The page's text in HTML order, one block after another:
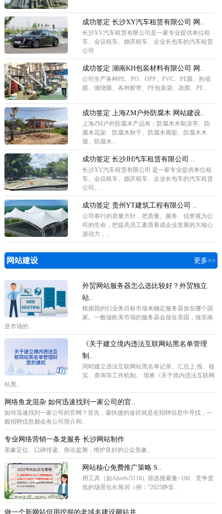
成功签定 长沙XY汽车租赁有限公司 网..
长沙XY汽车租赁有限公司是一家专业提供单位租
车、会议租车、婚庆租车、企业长包车的汽车租赁
公司
成功签定 湖南KH包装材料有限公司 网..
公司生产各种PE、PO、OPP、PVC、PE膜、热缩
膜、缠绕膜、各种胶带、PE包装袋、农膜、PE..
成功签定 上海ZM户外防腐木 网站建设..
上海ZM户外防腐木产品有：防腐木木制凉亭、防
腐木花架、防腐木秋千、防腐木廊架、防腐木木
屋、防腐木..
成功签定 长沙JH汽车租赁有限公司 ..
长沙XY汽车租赁有限公司 是一家专业提供单位租
车、会议租车、婚庆租车、企业长包车的汽车租赁
公司。..
成功签定 贵州YT建筑工程有限公司 ..
公司奉行的质量方针，把质量、服务、信誉视为公
司的生命，把提高员工素质看成企业发展的大核心
源动力，..
网站建设 更多>>
外贸网站服务器怎么选比较好？外贸独立
站..
根据我的们业务目标市场来确定服务器放在哪个国
家。一般做欧美市场的服务器会放在美国，做东南
亚市场的..
《关于建立境内违法互联网站黑名单管理
制..
同时建立违法互联网站黑名单记录、汇总上 报、核
实、查询等工作机制。 现将《关于境内违法互联网
站黑..
网络鱼龙混杂 如何迅速找到一家公司的官..
如何迅速找到一家公司的官网？首先，最快捷的途径就是在招聘信息中寻找，一
般招聘信息都会有公司简介和..
专业网络营销一条龙服务 长沙网站制作
形象定位、口碑传递、舆论监测，维护良好的公众形象。
网站核心免费推广策略 ‌S..
用工具（如Ahrefs/5118）筛选搜索量>100、竞争度
低的场景化长尾词（例：“2025静音..
做一个新网站但用挖掘的老域名建设网站并..